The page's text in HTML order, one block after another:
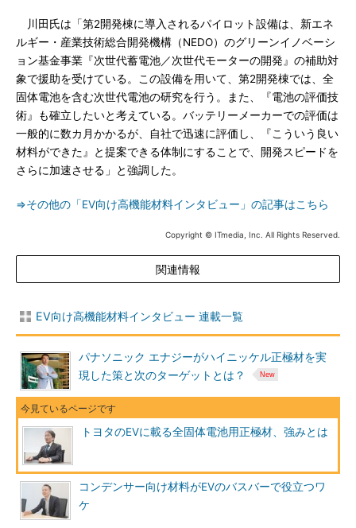
川田氏は「第2開発棟に導入されるパイロット設備は、新エネ
ルギー・産業技術総合開発機構（NEDO）のグリーンイノベーシ
ョン基金事業『次世代蓄電池／次世代モーターの開発』の補助対
象で援助を受けている。この設備を用いて、第2開発棟では、全
固体電池を含む次世代電池の研究を行う。また、『電池の評価技
術』も確立したいと考えている。バッテリーメーカーでの評価は
一般的に数カ月かかるが、自社で迅速に評価し、『こういう良い
材料ができた』と提案できる体制にすることで、開発スピードを
さらに加速させる」と強調した。
⇒その他の「EV向け高機能材料インタビュー」の記事はこちら
Copyright © ITmedia, Inc. All Rights Reserved.
関連情報
EV向け高機能材料インタビュー 連載一覧
パナソニック エナジーがハイニッケル正極材を実
現した策と次のターゲットとは？
トヨタのEVに載る全固体電池用正極材、強みとは
コンデンサー向け材料がEVのバスバーで役立つワ
ケ